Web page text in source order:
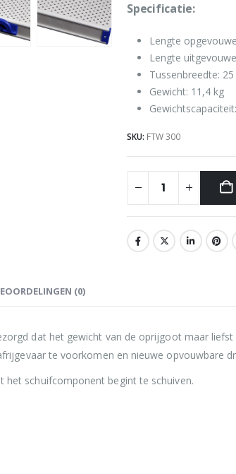
Specificatie:
Lengte
Lengte
Tussenbreedte:
Gewicht: 11,4 kg
SKU: FTW 300
(0)
dat het gewicht van de oprijgoot maar
te voorkomen en nieuwe opvouwbare
schuifcomponent begint te schuiven.